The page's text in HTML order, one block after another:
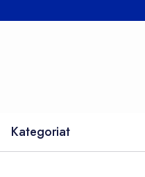
Kategoriat